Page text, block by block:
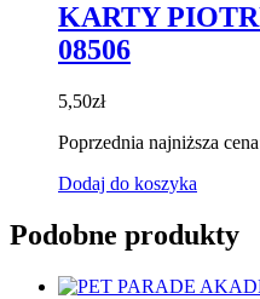
KARTY
08506
5,50zł
Poprzednia najniższa
Dodaj do koszyka
Podobne produkty